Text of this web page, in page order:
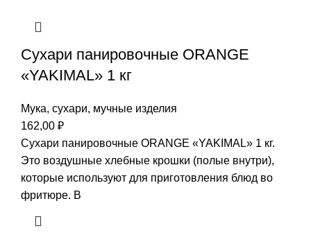
Сухари панировочные ORANGE
«YAKIMAL» 1 кг
Мука, сухари, мучные изделия
162,00 ₽
Сухари панировочные ORANGE «YAKIMAL» 1 кг.
Это воздушные хлебные крошки (полые внутри),
которые используют для приготовления блюд во
фритюре. В